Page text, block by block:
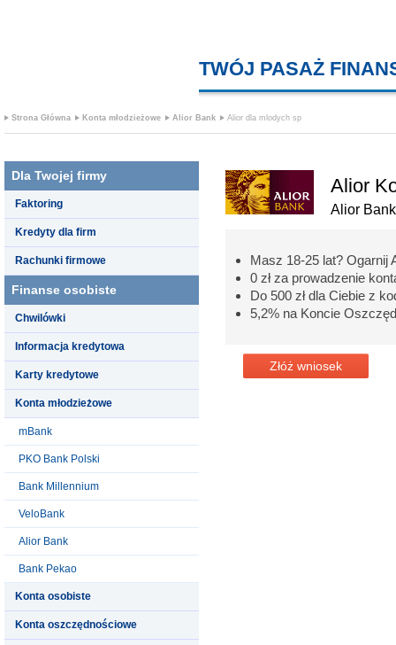
TWÓJ PASAŻ
Strona Główna Konta młodzieżowe Alior Bank Alior dla mlodych sp
Dla Twojej firmy
Faktoring
Kredyty dla firm
Rachunki firmowe
Finanse osobiste
Chwilówki
Informacja kredytowa
Karty kredytowe
Konta młodzieżowe
mBank
PKO Bank Polski
Bank Millennium
VeloBank
Alior Bank
Bank Pekao
Konta osobiste
Konta oszczędnościowe
Alior
Alior Bank
Masz 18-25 lat? Ogarnij
0 zł za prowadzenie
Do 500 zł dla Ciebie z
5,2% na Koncie
Złóż wniosek